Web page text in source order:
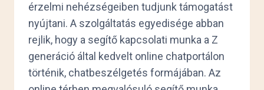
érzelmi nehézségeiben tudjunk támogatást
nyújtani. A szolgáltatás egyedisége abban
rejlik, hogy a segítő kapcsolati munka a Z
generáció által kedvelt online chatportálon
történik, chatbeszélgetés formájában. Az